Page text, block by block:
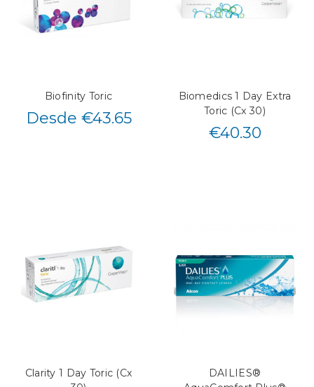
Biofinity Toric
Desde €43.65
Biomedics 1 Day Extra
Toric (Cx 30)
€40.30
Clarity 1 Day Toric (Cx
DAILIES®